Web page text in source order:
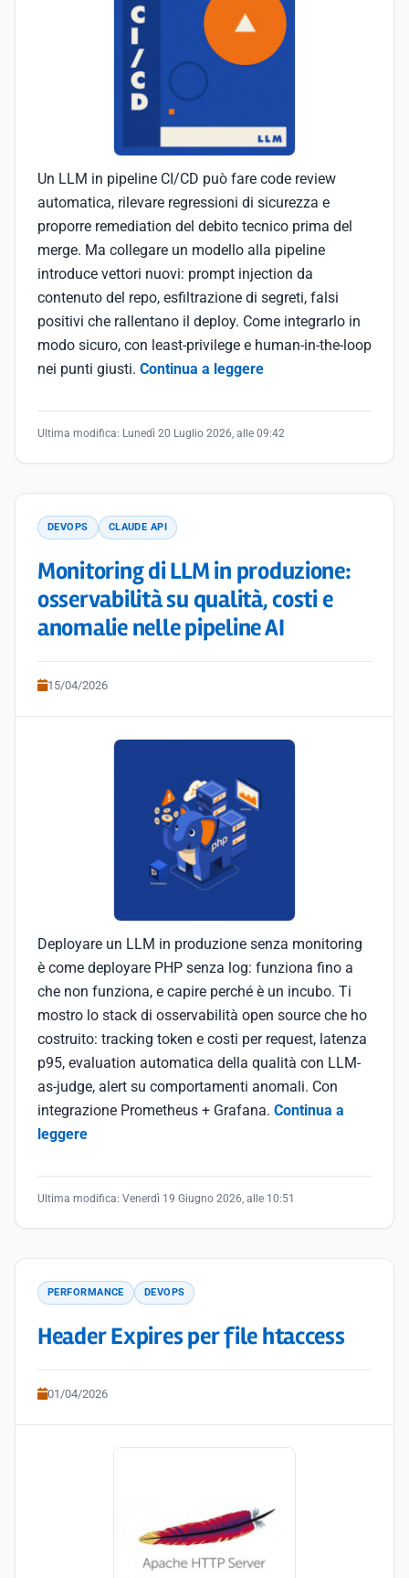
Un LLM in pipeline CI/CD può fare code review
automatica, rilevare regressioni di sicurezza e
proporre remediation del debito tecnico prima del
merge. Ma collegare un modello alla pipeline
introduce vettori nuovi: prompt injection da
contenuto del repo, esfiltrazione di segreti, falsi
positivi che rallentano il deploy. Come integrarlo in
modo sicuro, con least-privilege e human-in-the-loop
nei punti giusti. Continua a leggere
Ultima modifica: Lunedì 20 Luglio 2026, alle 09:42
DEVOPS CLAUDE API
Monitoring di LLM in produzione:
osservabilità su qualità, costi e
anomalie nelle pipeline AI
15/04/2026
Deployare un LLM in produzione senza monitoring
è come deployare PHP senza log: funziona fino a
che non funziona, e capire perché è un incubo. Ti
mostro lo stack di osservabilità open source che ho
costruito: tracking token e costi per request, latenza
p95, evaluation automatica della qualità con LLM-
as-judge, alert su comportamenti anomali. Con
integrazione Prometheus + Grafana. Continua a
leggere
Ultima modifica: Venerdì 19 Giugno 2026, alle 10:51
PERFORMANCE DEVOPS
Header Expires per file htaccess
01/04/2026